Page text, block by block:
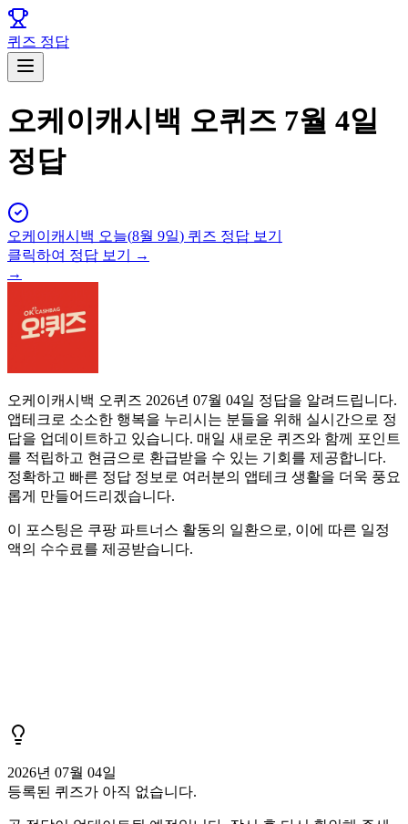
퀴즈 정답
오케이캐시백 오퀴즈 7월 4일
정답
오케이캐시백 오늘(8월 9일) 퀴즈 정답 보기
클릭하여 정답 보기 →
→
오케이캐시백 오퀴즈 2026년 07월 04일 정답을 알려드립니다.
앱테크로 소소한 행복을 누리시는 분들을 위해 실시간으로 정
답을 업데이트하고 있습니다. 매일 새로운 퀴즈와 함께 포인트
를 적립하고 현금으로 환급받을 수 있는 기회를 제공합니다.
정확하고 빠른 정답 정보로 여러분의 앱테크 생활을 더욱 풍요
롭게 만들어드리겠습니다.
이 포스팅은 쿠팡 파트너스 활동의 일환으로, 이에 따른 일정
액의 수수료를 제공받습니다.
2026년 07월 04일
등록된 퀴즈가 아직 없습니다.